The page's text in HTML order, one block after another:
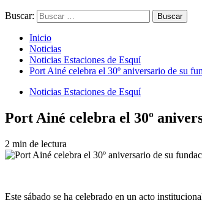
Buscar:
Inicio
Noticias
Noticias Estaciones de Esquí
Port Ainé celebra el 30º aniversario de su
Noticias Estaciones de Esquí
Port Ainé celebra el 30º
2 min de lectura
Este sábado se ha celebrado en un acto